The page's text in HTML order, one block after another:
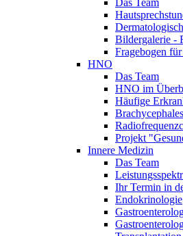
Das Team
Bildergalerie -
Fragebogen
HNO
Das Team
HNO im
Häufige
Projekt
Innere Medizin
Das Team
Ihr Termin in
Endokrinologie